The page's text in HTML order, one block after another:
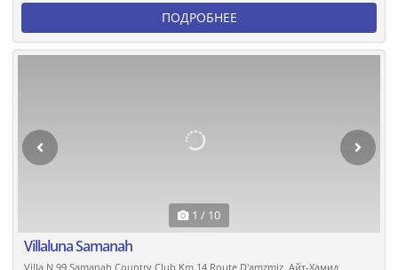
ПОДРОБНЕЕ
1 / 10
Villaluna Samanah
Villa N 99 Samanah Country Club Km 14 Route D'amzmiz, Айт-Хамид